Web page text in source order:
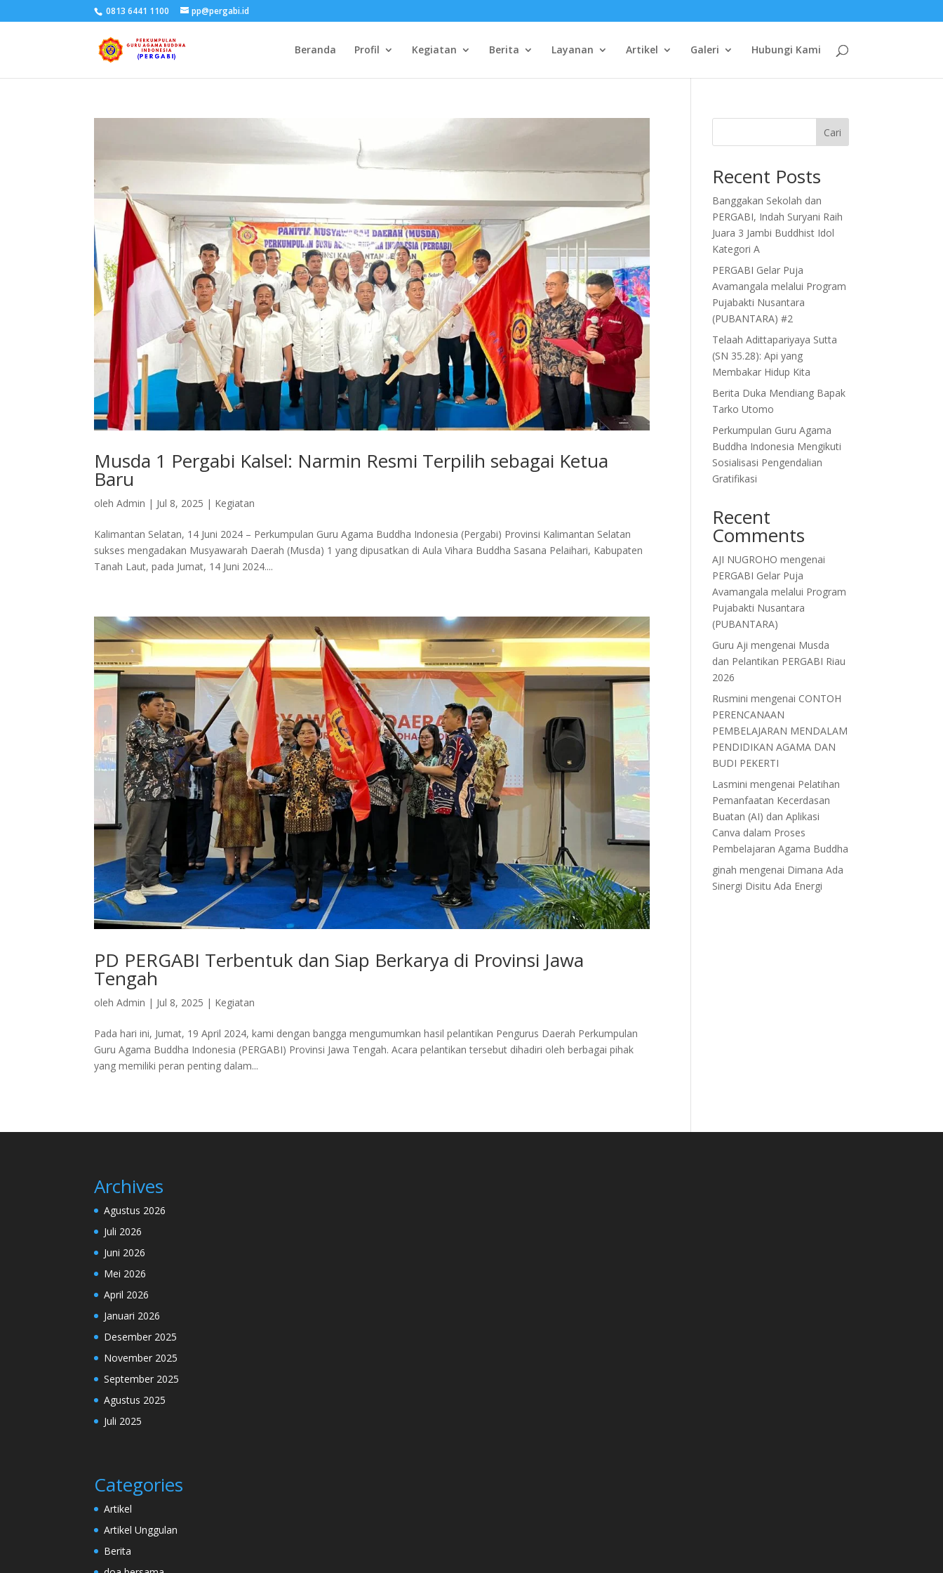
0813 6441 1100 pp@pergabi.id
Beranda Profil Kegiatan Berita Layanan Artikel Galeri Hubungi Kami
Musda 1 Pergabi Kalsel: Narmin Resmi Terpilih sebagai Ketua
Baru
olehAdmin | Jul 8, 2025 | Kegiatan
Kalimantan Selatan, 14 Juni 2024 – Perkumpulan Guru Agama Buddha Indonesia (Pergabi) Provinsi Kalimantan Selatan
sukses mengadakan Musyawarah Daerah (Musda) 1 yang dipusatkan di Aula Vihara Buddha Sasana Pelaihari, Kabupaten
Tanah Laut, pada Jumat, 14 Juni 2024....
PD PERGABI Terbentuk dan Siap Berkarya di Provinsi Jawa
Tengah
olehAdmin | Jul 8, 2025 | Kegiatan
Pada hari ini, Jumat, 19 April 2024, kami dengan bangga mengumumkan hasil pelantikan Pengurus Daerah Perkumpulan
Guru Agama Buddha Indonesia (PERGABI) Provinsi Jawa Tengah. Acara pelantikan tersebut dihadiri oleh berbagai pihak
yang memiliki peran penting dalam...
Cari
Recent Posts
Banggakan Sekolah dan
PERGABI, Indah Suryani Raih
Juara 3 Jambi Buddhist Idol
Kategori A
PERGABI Gelar Puja
Avamangala melalui Program
Pujabakti Nusantara
(PUBANTARA) #2
Telaah Adittapariyaya Sutta
(SN 35.28): Api yang
Membakar Hidup Kita
Berita Duka Mendiang Bapak
Tarko Utomo
Perkumpulan Guru Agama
Buddha Indonesia Mengikuti
Sosialisasi Pengendalian
Gratifikasi
Recent
Comments
AJI NUGROHO mengenai
PERGABI Gelar Puja
Avamangala melalui Program
Pujabakti Nusantara
(PUBANTARA)
Guru Aji mengenai Musda
dan Pelantikan PERGABI Riau
2026
Rusmini mengenai CONTOH
PERENCANAAN
PEMBELAJARAN MENDALAM
PENDIDIKAN AGAMA DAN
BUDI PEKERTI
Lasmini mengenai Pelatihan
Pemanfaatan Kecerdasan
Buatan (AI) dan Aplikasi
Canva dalam Proses
Pembelajaran Agama Buddha
ginah mengenai Dimana Ada
Sinergi Disitu Ada Energi
Archives
Agustus 2026
Juli 2026
Juni 2026
Mei 2026
April 2026
Januari 2026
Desember 2025
November 2025
September 2025
Agustus 2025
Juli 2025
Categories
Artikel
Artikel Unggulan
Berita